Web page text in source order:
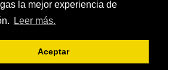
la mejor experiencia de
Leer más.
Aceptar
Gurasoen
Bizkaia